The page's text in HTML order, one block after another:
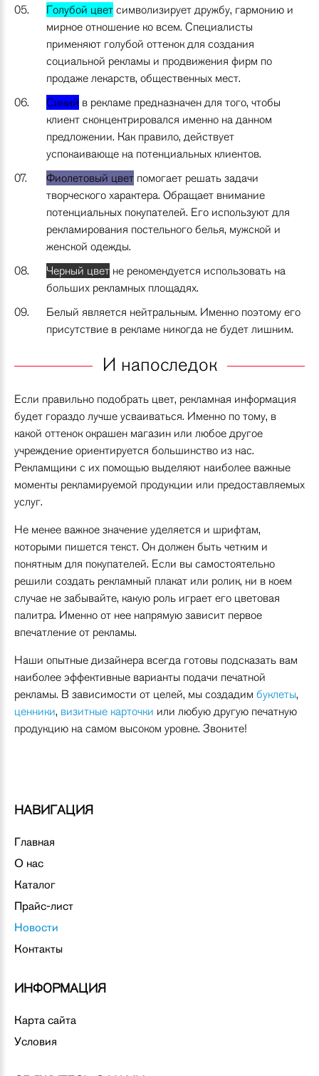
Голубой цветсимволизирует дружбу, гармонию и
мирное отношение ко всем. Специалисты
применяют голубой оттенок для создания
социальной рекламы и продвижения фирм по
продаже лекарств, общественных мест.
Синий в рекламе предназначен для того, чтобы
клиент сконцентрировался именно на данном
предложении. Как правило, действует
успокаивающе на потенциальных клиентов.
Фиолетовый цвет помогает решать задачи
творческого характера. Обращает внимание
потенциальных покупателей. Его используют для
рекламирования постельного белья, мужской и
женской одежды.
Черный цвет не рекомендуется использовать на
больших рекламных площадях.
Белый является нейтральным. Именно поэтому его
присутствие в рекламе никогда не будет лишним.
И напоследок
Если правильно подобрать цвет, рекламная информация
будет гораздо лучше усваиваться. Именно по тому, в
какой оттенок окрашен магазин или любое другое
учреждение ориентируется большинство из нас.
Рекламщики с их помощью выделяют наиболее важные
моменты рекламируемой продукции или предоставляемых
услуг.
Не менее важное значение уделяется и шрифтам,
которыми пишется текст. Он должен быть четким и
понятным для покупателей. Если вы самостоятельно
решили создать рекламный плакат или ролик, ни в коем
случае не забывайте, какую роль играет его цветовая
палитра. Именно от нее напрямую зависит первое
впечатление от рекламы.
Наши опытные дизайнера всегда готовы подсказать вам
наиболее эффективные варианты подачи печатной
рекламы. В зависимости от целей, мы создадим буклеты,
ценники, визитные карточки или любую другую печатную
продукцию на самом высоком уровне. Звоните!
НАВИГАЦИЯ
Главная
О нас
Каталог
Прайс-лист
Новости
Контакты
ИНФОРМАЦИЯ
Карта сайта
Условия